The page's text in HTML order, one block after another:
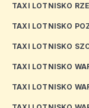
TAXI LOTNISKO
TAXI LOTNISKO
TAXI LOTNISKO
TAXI LOTNISKO
TAXI LOTNISKO